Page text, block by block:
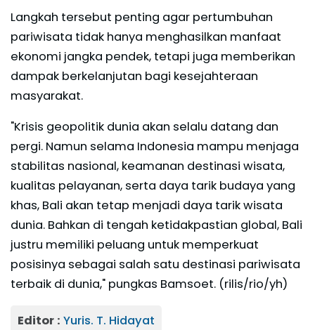
Langkah tersebut penting agar pertumbuhan
pariwisata tidak hanya menghasilkan manfaat
ekonomi jangka pendek, tetapi juga memberikan
dampak berkelanjutan bagi kesejahteraan
masyarakat.
"Krisis geopolitik dunia akan selalu datang dan
pergi. Namun selama Indonesia mampu menjaga
stabilitas nasional, keamanan destinasi wisata,
kualitas pelayanan, serta daya tarik budaya yang
khas, Bali akan tetap menjadi daya tarik wisata
dunia. Bahkan di tengah ketidakpastian global, Bali
justru memiliki peluang untuk memperkuat
posisinya sebagai salah satu destinasi pariwisata
terbaik di dunia," pungkas Bamsoet. (rilis/rio/yh)
Editor : Yuris. T. Hidayat